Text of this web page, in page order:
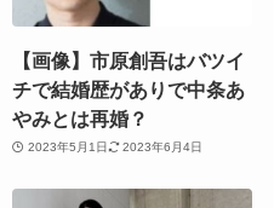
【画像】市原創吾はバツイ
チで結婚歴がありで中条あ
やみとは再婚？
2023年5月1日 2023年6月4日